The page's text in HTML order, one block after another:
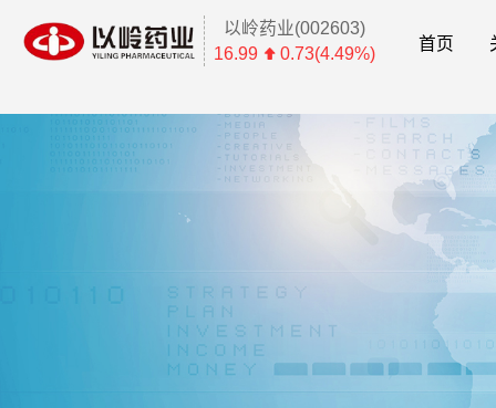
以岭药业(002603)
16.99
0.73(4.49%)
首页